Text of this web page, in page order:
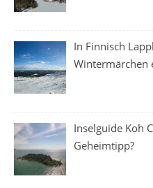
In Finnisch
Wintermärchen
Inselguide Koh
Geheimtipp?